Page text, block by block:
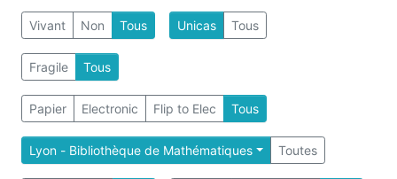
Vivant Non Tous Unicas Tous
Fragile Tous
Papier Electronic Flip to Elec Tous
Lyon - Bibliothèque de Mathématiques Toutes